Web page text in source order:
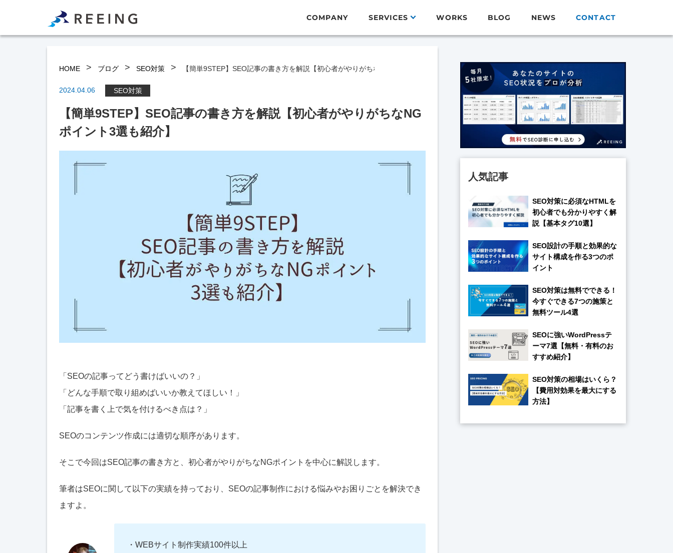
COMPANY SERVICES WORKS BLOG NEWS CONTACT
HOME > ブログ > SEO対策 > 【簡単9STEP】SEO記事の書き方を解説【初心者がやりがちなNGポイント3選も紹介】
2024.04.06 SEO対策
【簡単9STEP】SEO記事の書き方を解説【初心者がやりがちなNG
ポイント3選も紹介】
「SEOの記事ってどう書けばいいの？」
「どんな手順で取り組めばいいか教えてほしい！」
「記事を書く上で気を付けるべき点は？」
SEOのコンテンツ作成には適切な順序があります。
そこで今回はSEO記事の書き方と、初心者がやりがちなNGポイントを中心に解説します。
筆者はSEOに関して以下の実績を持っており、SEOの記事制作における悩みやお困りごとを解決でき
ますよ。
・WEBサイト制作実績100件以上
人気記事
SEO対策に必須なHTMLを
初心者でも分かりやすく解
説【基本タグ10選】
SEO設計の手順と効果的な
サイト構成を作る3つのポ
イント
SEO対策は無料でできる！
今すぐできる7つの施策と
無料ツール4選
SEOに強いWordPressテ
ーマ7選【無料・有料のお
すすめ紹介】
SEO対策の相場はいくら？
【費用対効果を最大にする
方法】